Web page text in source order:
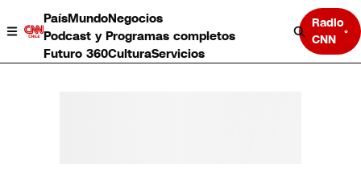
PaísMundoNegocios
Podcast y Programas completos
Futuro 360CulturaServicios
Radio
CNN